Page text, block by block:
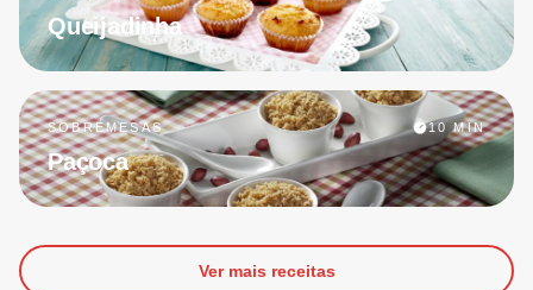
Queijadinha
SOBREMESAS 10 MIN
Paçoca
Ver mais receitas